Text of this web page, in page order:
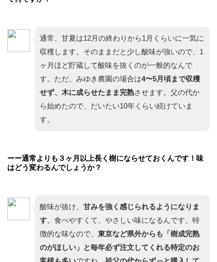
通常、甘夏は12月の終わりから1月くらいに一気に
収穫します。そのままだと少し酸味が強いので、1
ヶ月ほど貯蔵して酸味を抜くのが一般的なんで
す。ただ、みゆき農園の場合は4〜5月頃まで収穫
せず、木に成らせたまま完熟させます。父の代か
ら始めたので、だいたい10年くらい続けていま
す。
ーー通常よりも３ヶ月以上長く樹にならせておくんです！味
はどう変わるんでしょうか？
酸味が抜け、 甘みを強く感じられるようになりま
す。食べやすくて、やさしい味になるんです。特
徴的な味なので、 東京など県外からも「樹成完熟
のがほしい」と毎年必ず注文してくれる特定のお